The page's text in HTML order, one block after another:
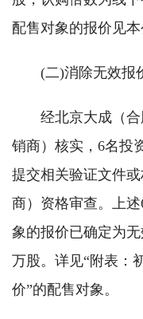
配售对象的报价见本
(二)消除无效报
经北京大成（合
销商）核实，6名投
提交相关验证文件
商）资格审查。上
象的报价已确定为
万股。详见“附表：
价”的配售对象。